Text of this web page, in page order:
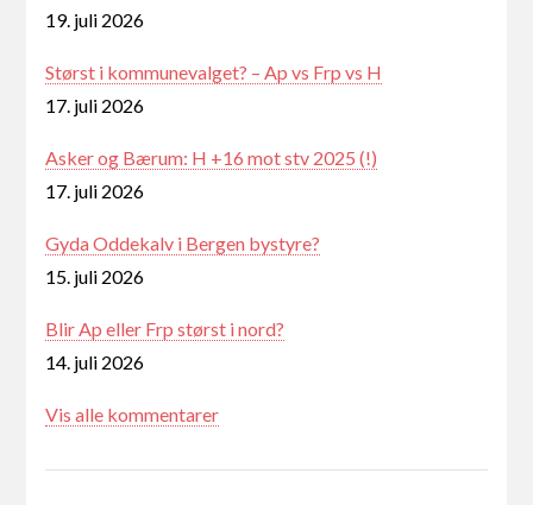
19. juli 2026
Størst i kommunevalget? – Ap vs Frp vs H
17. juli 2026
Asker og Bærum: H +16 mot stv 2025 (!)
17. juli 2026
Gyda Oddekalv i Bergen bystyre?
15. juli 2026
Blir Ap eller Frp størst i nord?
14. juli 2026
Vis alle kommentarer